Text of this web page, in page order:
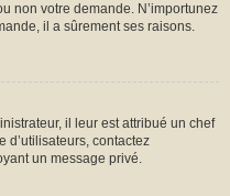
non votre demande. N’importunez
il a sûrement ses raisons.
il leur est attribué un chef
d’utilisateurs, contactez
un message privé.